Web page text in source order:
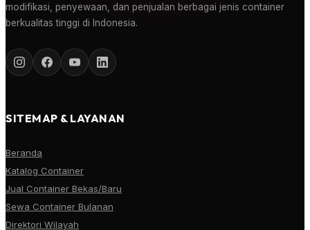
modifikasi, penyewaan, dan penjualan berbagai jenis container
berkualitas tinggi di Indonesia.
SITEMAP & LAYANAN
Beranda
Katalog Container
Jual Container Bekas/Baru
Sewa Container Bulanan
Direktori Wilayah